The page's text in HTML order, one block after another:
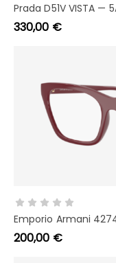
Prada D51V VISTA —
330,00 €
Emporio Armani
200,00 €